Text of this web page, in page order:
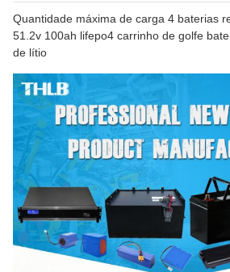
Quantidade máxima de carga 4 baterias
51.2v 100ah lifepo4 carrinho de golfe
de lítio